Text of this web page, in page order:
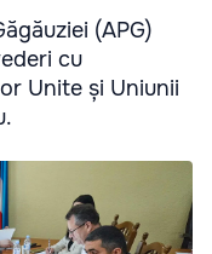
(APG)
cu
Unite și Uniunii